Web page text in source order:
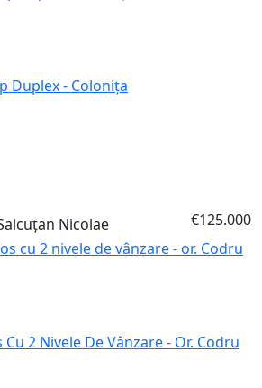
Duplex - Colonița
Nicolae
€125.000
2 Nivele De Vânzare - Or. Codru